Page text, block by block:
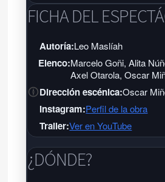
FICHA DEL
Autoría:Leo Maslíah
Elenco:Marcelo Goñi, Alita
Axel Otarola, Oscar
Dirección escénica:Oscar
Instagram:Perfil de la obra
Trailer:Ver en YouTube
¿DÓNDE?